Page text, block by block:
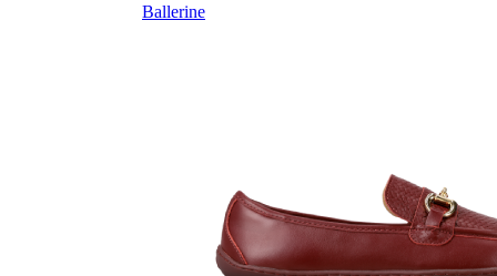
Ballerine